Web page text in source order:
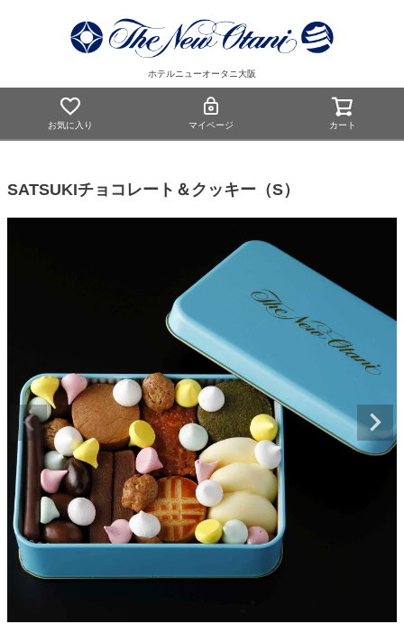
ホテルニューオータニ大阪
お気に入り マイページ カート
SATSUKIチョコレート＆クッキー（S）